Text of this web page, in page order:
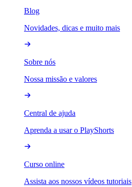
Blog
Novidades, dicas e muito mais
Sobre nós
Nossa missão e valores
Central de ajuda
Aprenda a usar o PlayShorts
Curso online
Assista aos nossos vídeos tutoriais